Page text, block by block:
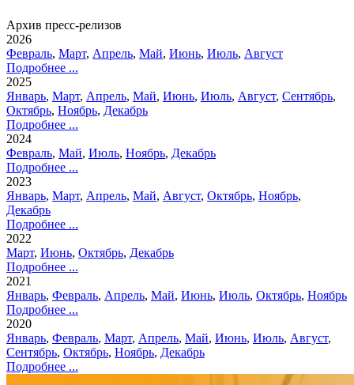
Архив пресс-релизов
2026
Февраль, Март, Апрель, Май, Июнь, Июль, Август
Подробнее ...
2025
Январь, Март, Апрель, Май, Июнь, Июль, Август, Сентябрь,
Октябрь, Ноябрь, Декабрь
Подробнее ...
2024
Февраль, Май, Июль, Ноябрь, Декабрь
Подробнее ...
2023
Январь, Март, Апрель, Май, Август, Октябрь, Ноябрь,
Декабрь
Подробнее ...
2022
Март, Июнь, Октябрь, Декабрь
Подробнее ...
2021
Январь, Февраль, Апрель, Май, Июнь, Июль, Октябрь, Ноябрь
Подробнее ...
2020
Январь, Февраль, Март, Апрель, Май, Июнь, Июль, Август,
Сентябрь, Октябрь, Ноябрь, Декабрь
Подробнее ...